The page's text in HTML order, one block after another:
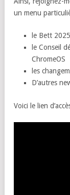
un menu
le Bett
le Conseil
ChromeOS
les
D’autres
Voici le lien